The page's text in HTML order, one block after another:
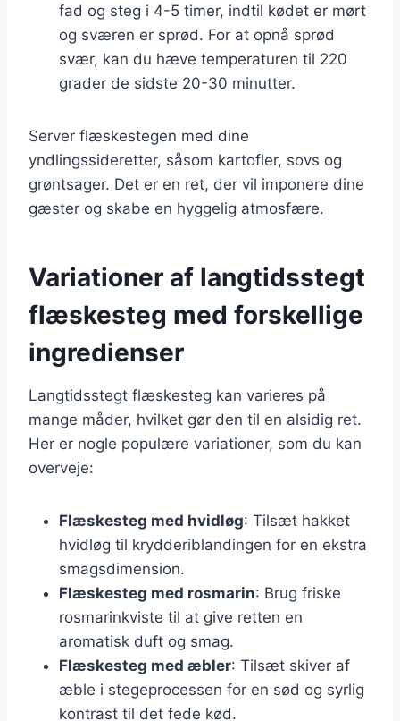
fad og steg i 4-5 timer, indtil kødet er mørt
og sværen er sprød. For at opnå sprød
svær, kan du hæve temperaturen til 220
grader de sidste 20-30 minutter.
Server flæskestegen med dine
yndlingssideretter, såsom kartofler, sovs og
grøntsager. Det er en ret, der vil imponere dine
gæster og skabe en hyggelig atmosfære.
Variationer af langtidsstegt
flæskesteg med forskellige
ingredienser
Langtidsstegt flæskesteg kan varieres på
mange måder, hvilket gør den til en alsidig ret.
Her er nogle populære variationer, som du kan
overveje:
Flæskesteg med hvidløg: Tilsæt hakket
hvidløg til krydderiblandingen for en ekstra
smagsdimension.
Flæskesteg med rosmarin: Brug friske
rosmarinkviste til at give retten en
aromatisk duft og smag.
Flæskesteg med æbler: Tilsæt skiver af
æble i stegeprocessen for en sød og syrlig
kontrast til det fede kød.